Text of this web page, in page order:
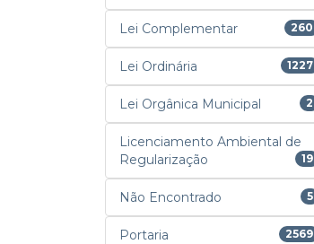
Lei Complementar 260
Lei Ordinária 1227
Lei Orgânica Municipal 2
Licenciamento Ambiental de
Regularização
19
Não Encontrado 5
Portaria 2569